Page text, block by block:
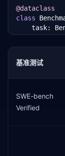
@dataclass
class
task:
class
基准测试
SWE-bench
Verified